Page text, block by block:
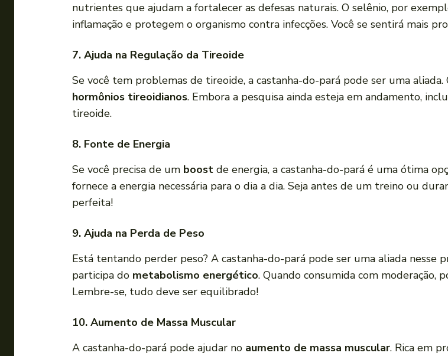
nutrientes que ajudam a fortalecer as defesas naturais. O selênio, por
inflamação e protegem o organismo contra infecções. Você se sentirá mais
7. Ajuda na Regulação da Tireoide
Se você tem problemas de tireoide, a castanha-do-pará pode ser uma aliada.
hormônios tireoidianos. Embora a pesquisa ainda esteja em andamento,
tireoide.
8. Fonte de Energia
Se você precisa de um boost de energia, a castanha-do-pará é uma ótima
fornece a energia necessária para o dia a dia. Seja antes de um treino ou
perfeita!
9. Ajuda na Perda de Peso
Está tentando perder peso? A castanha-do-pará pode ser uma aliada nesse
participa do metabolismo energético. Quando consumida com moderação,
Lembre-se, tudo deve ser equilibrado!
10. Aumento de Massa Muscular
A castanha-do-pará pode ajudar no aumento de massa muscular. Rica em